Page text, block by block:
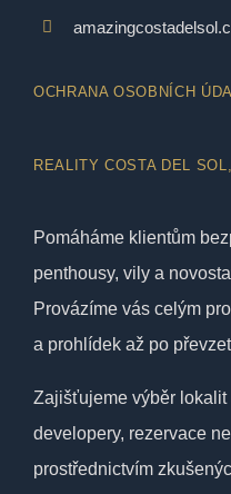
OCHRANA OSOBNÍCH
REALITY COSTA DEL
Pomáháme klientům
penthousy, vily a
Provázíme vás celým
a prohlídek až po
Zajišťujeme výběr
developery, rezervace
prostřednictvím